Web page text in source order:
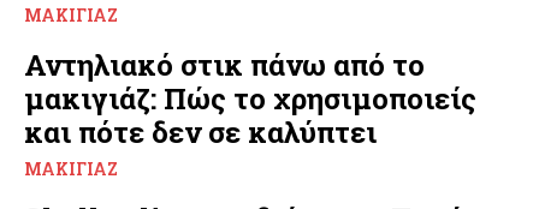
ΜΑΚΙΓΙΆΖ
Αντηλιακό στικ πάνω από το
μακιγιάζ: Πώς το χρησιμοποιείς
και πότε δεν σε καλύπτει
ΜΑΚΙΓΙΆΖ